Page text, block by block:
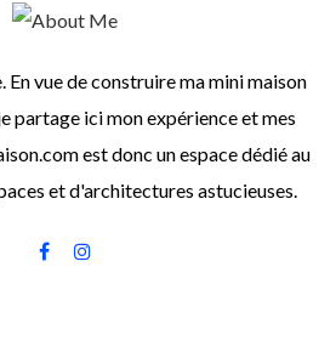
En vue de construire ma mini maison
partage ici mon expérience et mes
est donc un espace dédié au
et d'architectures astucieuses.